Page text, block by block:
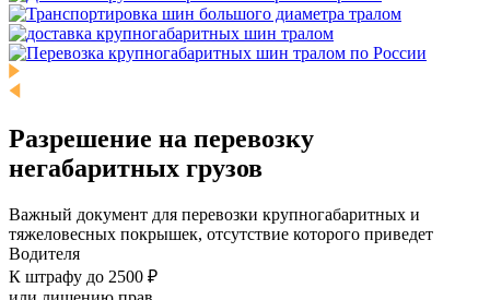
Разрешение на перевозку
негабаритных грузов
Важный документ для перевозки крупногабаритных и
тяжеловесных покрышек, отсутствие которого приведет
Водителя
К штрафу до 2500 ₽